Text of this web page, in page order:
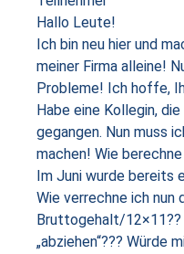
Hallo Leute!
Ich bin neu hier und
meiner Firma alleine!
Probleme! Ich hoffe,
Habe eine Kollegin,
gegangen. Nun muss
machen! Wie
Im Juni wurde bereits
Wie verrechne ich nun
Bruttogehalt/12×11??
„abziehen“??? Würde